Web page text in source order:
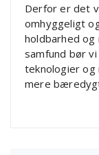
Derfor er det
omhyggeligt
holdbarhed og
samfund bør
teknologier og
mere